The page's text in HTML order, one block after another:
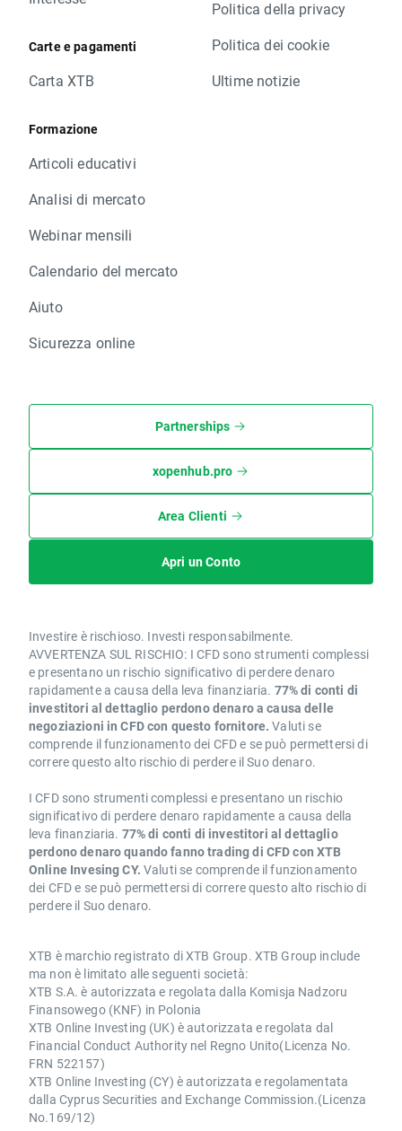
Carte e pagamenti
Carta XTB
Formazione
Articoli educativi
Analisi di mercato
Webinar mensili
Calendario del mercato
Aiuto
Sicurezza online
Politica della privacy
Politica dei cookie
Ultime notizie
Partnerships
xopenhub.pro
Area Clienti
Apri un Conto
Investire è rischioso. Investi responsabilmente.
AVVERTENZA SUL RISCHIO: I CFD sono strumenti complessi
e presentano un rischio significativo di perdere denaro
rapidamente a causa della leva finanziaria. 77% di conti di
investitori al dettaglio perdono denaro a causa delle
negoziazioni in CFD con questo fornitore. Valuti se
comprende il funzionamento dei CFD e se può permettersi di
correre questo alto rischio di perdere il Suo denaro.
I CFD sono strumenti complessi e presentano un rischio
significativo di perdere denaro rapidamente a causa della
leva finanziaria. 77% di conti di investitori al dettaglio
perdono denaro quando fanno trading di CFD con XTB
Online Invesing CY. Valuti se comprende il funzionamento
dei CFD e se può permettersi di correre questo alto rischio di
perdere il Suo denaro.
XTB è marchio registrato di XTB Group. XTB Group include
ma non è limitato alle seguenti società:
XTB S.A. è autorizzata e regolata dalla Komisja Nadzoru
Finansowego (KNF) in Polonia
XTB Online Investing (UK) è autorizzata e regolata dal
Financial Conduct Authority nel Regno Unito(Licenza No.
FRN 522157)
XTB Online Investing (CY) è autorizzata e regolamentata
dalla Cyprus Securities and Exchange Commission.(Licenza
No.169/12)